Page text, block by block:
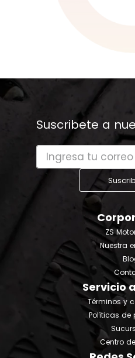
Suscribete a
ZS
Nuestra
Servicio
Términos y
Políticas de
Centro